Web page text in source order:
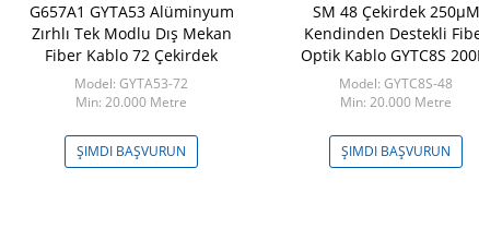
G657A1 GYTA53 Alüminyum
Zırhlı Tek Modlu Dış Mekan
Fiber Kablo 72 Çekirdek
Model: GYTA53-72
Min: 20.000 Metre
ŞIMDI BAŞVURUN
SM 48 Çekirdek 250µM
Kendinden Destekli
Optik Kablo GYTC8S
Açıklık
Model: GYTC8S-48
Min: 20.000 Metre
ŞIMDI BAŞVURUN